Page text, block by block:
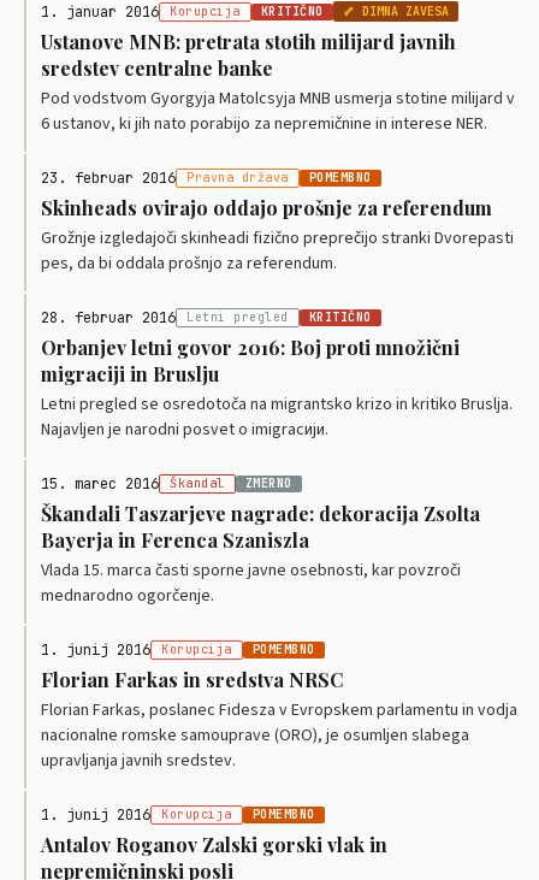
1. januar 2016 Korupcija KRITIČNO 🦴 DIMNA ZAVESA
Ustanove MNB: pretrata stotih milijard javnih
sredstev centralne banke
Pod vodstvom Gyorgyja Matolcsyja MNB usmerja stotine milijard v
6 ustanov, ki jih nato porabijo za nepremičnine in interese NER.
23. februar 2016 Pravna država POMEMBNO
Skinheads ovirajo oddajo prošnje za referendum
Grožnje izgledajoči skinheadi fizično preprečijo stranki Dvorepasti
pes, da bi oddala prošnjo za referendum.
28. februar 2016 Letni pregled KRITIČNO
Orbanjev letni govor 2016: Boj proti množični
migraciji in Bruslju
Letni pregled se osredotoča na migrantsko krizo in kritiko Bruslja.
Najavljen je narodni posvet o imigracији.
15. marec 2016 Škandal ZMERNO
Škandali Taszarjeve nagrade: dekoracija Zsolta
Bayerja in Ferenca Szaniszla
Vlada 15. marca časti sporne javne osebnosti, kar povzroči
mednarodno ogorčenje.
1. junij 2016 Korupcija POMEMBNO
Florian Farkas in sredstva NRSC
Florian Farkas, poslanec Fidesza v Evropskem parlamentu in vodja
nacionalne romske samouprave (ORO), je osumljen slabega
upravljanja javnih sredstev.
1. junij 2016 Korupcija POMEMBNO
Antalov Roganov Zalski gorski vlak in
nepremičninski posli